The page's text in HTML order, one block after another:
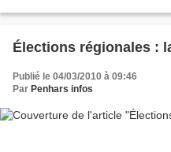
Élections régionales :
Publié le 04/03/2010 à 09:46
Par Penhars infos